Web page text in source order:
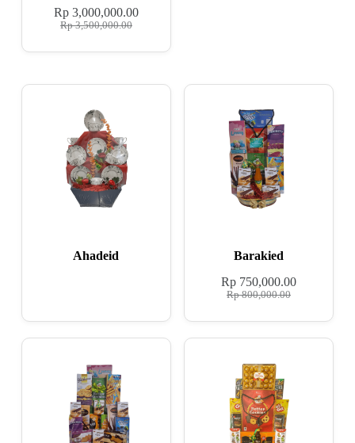
Rp3,500,000.00
Rp3,000,000.00
Ahadeid Barakied
Rp800,000.00
Rp 750,000.00